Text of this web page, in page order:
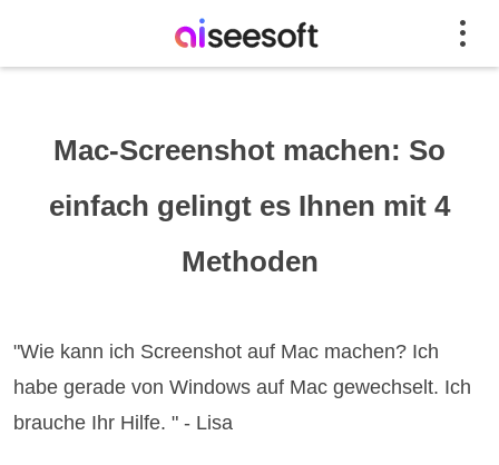
Mac-Screenshot machen: So
einfach gelingt es Ihnen mit 4
Methoden
"Wie kann ich Screenshot auf Mac machen? Ich
habe gerade von Windows auf Mac gewechselt. Ich
brauche Ihr Hilfe. " - Lisa